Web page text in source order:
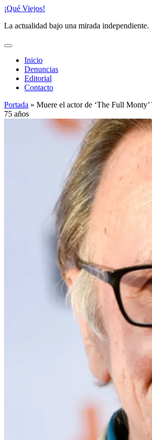
Saltar
contenido
¡Qué Viejos!
La actualidad bajo una mirada independiente.
Inicio
Denuncias
Editorial
Contacto
Portada » Muere el actor de ‘The Full
75 años